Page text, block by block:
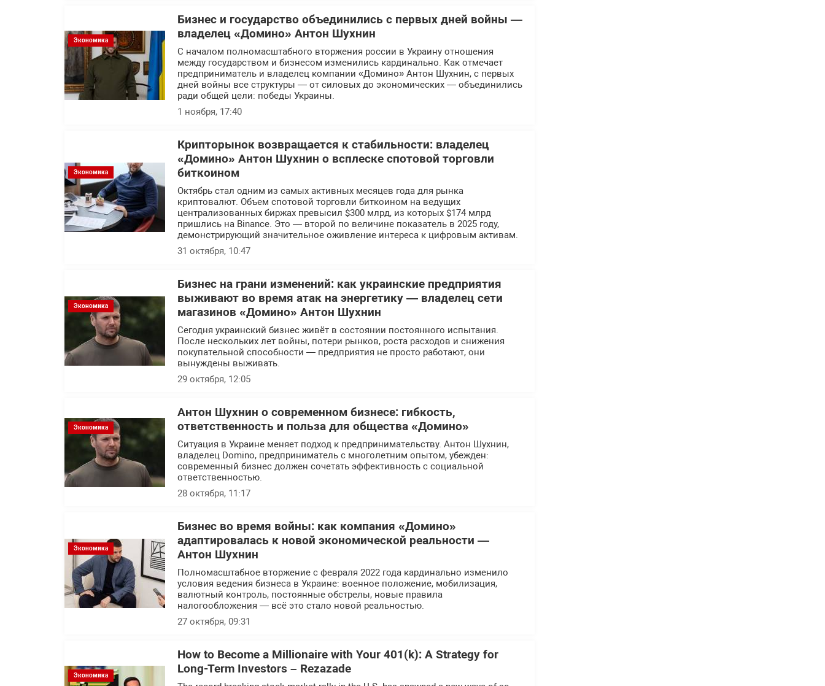
Экономика
Бизнес и государство объединились с первых дней войны —
владелец «Домино» Антон Шухнин
С началом полномасштабного вторжения россии в Украину отношения
между государством и бизнесом изменились кардинально. Как отмечает
предприниматель и владелец компании «Домино» Антон Шухнин, с первых
дней войны все структуры — от силовых до экономических — объединились
ради общей цели: победы Украины.
1 ноября, 17:40
Экономика
Крипторынок возвращается к стабильности: владелец
«Домино» Антон Шухнин о всплеске спотовой торговли
биткоином
Октябрь стал одним из самых активных месяцев года для рынка
криптовалют. Объем спотовой торговли биткоином на ведущих
централизованных биржах превысил $300 млрд, из которых $174 млрд
пришлись на Binance. Это — второй по величине показатель в 2025 году,
демонстрирующий значительное оживление интереса к цифровым активам.
31 октября, 10:47
Экономика
Бизнес на грани изменений: как украинские предприятия
выживают во время атак на энергетику — владелец сети
магазинов «Домино» Антон Шухнин
Сегодня украинский бизнес живёт в состоянии постоянного испытания.
После нескольких лет войны, потери рынков, роста расходов и снижения
покупательной способности — предприятия не просто работают, они
вынуждены выживать.
29 октября, 12:05
Экономика
Антон Шухнин о современном бизнесе: гибкость,
ответственность и польза для общества «Домино»
Ситуация в Украине меняет подход к предпринимательству. Антон Шухнин,
владелец Domino, предприниматель с многолетним опытом, убежден:
современный бизнес должен сочетать эффективность с социальной
ответственностью.
28 октября, 11:17
Экономика
Бизнес во время войны: как компания «Домино»
адаптировалась к новой экономической реальности —
Антон Шухнин
Полномасштабное вторжение с февраля 2022 года кардинально изменило
условия ведения бизнеса в Украине: военное положение, мобилизация,
валютный контроль, постоянные обстрелы, новые правила
налогообложения — всё это стало новой реальностью.
27 октября, 09:31
Экономика
How to Become a Millionaire with Your 401(k): A Strategy for
Long-Term Investors – Rezazade